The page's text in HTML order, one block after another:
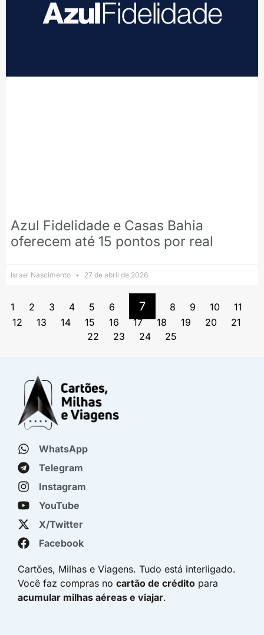
Azul Fidelidade e Casas Bahia
oferecem até 15 pontos por real
Israel Nascimento 27 de abril de 2026
1 2 3 4 5 6 7 8 9 10
11
12
13 14 15 16 17 18 19 20
21
22
23 24 25
WhatsApp
Telegram
Instagram
YouTube
X/Twitter
Facebook
Cartões, Milhas e Viagens. Tudo está interligado.
Você faz compras no cartão de crédito para
acumular milhas aéreas e viajar.